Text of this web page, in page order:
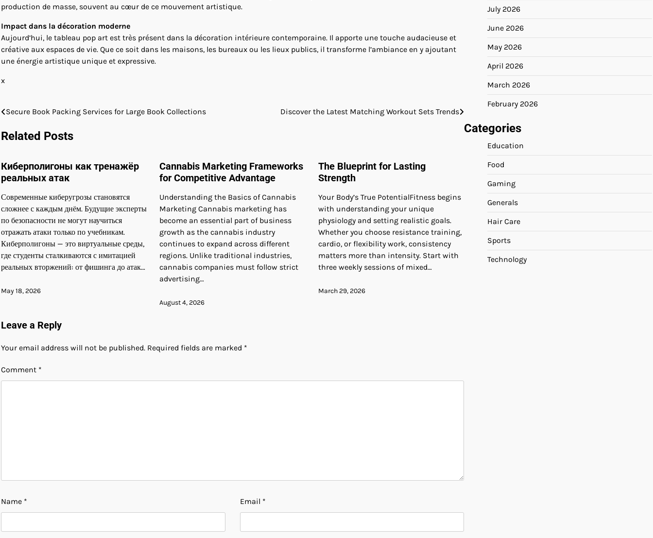
production de masse, souvent au cœur de ce mouvement artistique.
Impact dans la décoration moderne
Aujourd’hui, le tableau pop art est très présent dans la décoration intérieure contemporaine. Il apporte une touche audacieuse et
créative aux espaces de vie. Que ce soit dans les maisons, les bureaux ou les lieux publics, il transforme l’ambiance en y ajoutant
une énergie artistique unique et expressive.
x
Post
navigation
Secure Book Packing Services for Large Book Collections Discover the Latest Matching Workout Sets Trends
Related Posts
Киберполигоны как тренажёр
реальных атак
Современные киберугрозы становятся
сложнее с каждым днём. Будущие эксперты
по безопасности не могут научиться
отражать атаки только по учебникам.
Киберполигоны — это виртуальные среды,
где студенты сталкиваются с имитацией
реальных вторжений: от фишинга до атак…
May 18, 2026
Cannabis Marketing Frameworks
for Competitive Advantage
Understanding the Basics of Cannabis
Marketing Cannabis marketing has
become an essential part of business
growth as the cannabis industry
continues to expand across different
regions. Unlike traditional industries,
cannabis companies must follow strict
advertising…
August 4, 2026
The Blueprint for Lasting
Strength
Your Body’s True PotentialFitness begins
with understanding your unique
physiology and setting realistic goals.
Whether you choose resistance training,
cardio, or flexibility work, consistency
matters more than intensity. Start with
three weekly sessions of mixed…
March 29, 2026
Leave a Reply
Your email address will not be published. Required fields are marked *
Comment *
Name * Email *
July 2026
June 2026
May 2026
April 2026
March 2026
February 2026
Categories
Education
Food
Gaming
Generals
Hair Care
Sports
Technology